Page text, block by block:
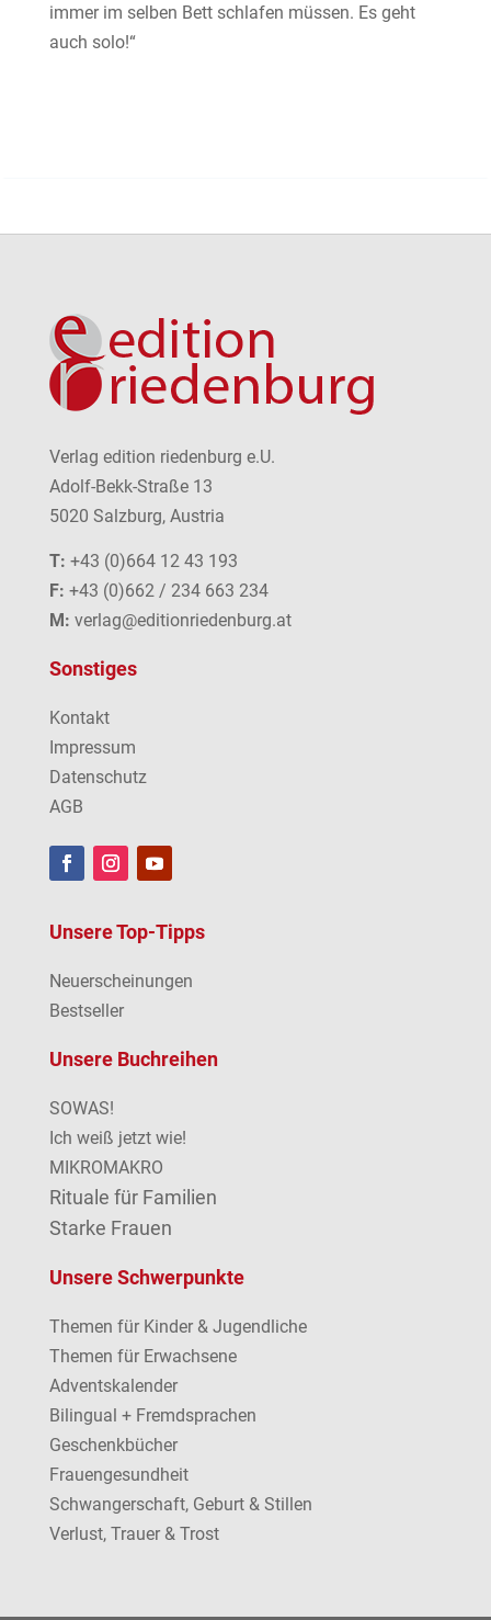
immer im selben Bett schlafen müssen. Es geht
auch solo!“
Verlag edition riedenburg e.U.
Adolf-Bekk-Straße 13
5020 Salzburg, Austria
T: +43 (0)664 12 43 193
F: +43 (0)662 / 234 663 234
M: verlag@editionriedenburg.at
Sonstiges
Kontakt
Impressum
Datenschutz
AGB
Unsere Top-Tipps
Neuerscheinungen
Bestseller
Unsere Buchreihen
SOWAS!
Ich weiß jetzt wie!
MIKROMAKRO
Rituale für Familien
Starke Frauen
Unsere Schwerpunkte
Themen für Kinder & Jugendliche
Themen für Erwachsene
Adventskalender
Bilingual + Fremdsprachen
Geschenkbücher
Frauengesundheit
Schwangerschaft, Geburt & Stillen
Verlust, Trauer & Trost